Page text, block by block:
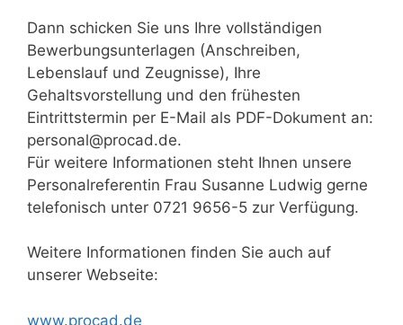
Dann schicken Sie uns Ihre vollständigen
Bewerbungsunterlagen (Anschreiben,
Lebenslauf und Zeugnisse), Ihre
Gehaltsvorstellung und den frühesten
Eintrittstermin per E-Mail als PDF-Dokument an:
personal@procad.de.
Für weitere Informationen steht Ihnen unsere
Personalreferentin Frau Susanne Ludwig gerne
telefonisch unter 0721 9656-5 zur Verfügung.
Weitere Informationen finden Sie auch auf
unserer Webseite:
www.procad.de